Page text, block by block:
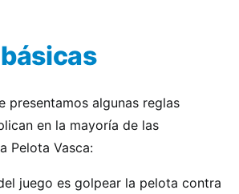
presentamos algunas reglas
en la mayoría de las
Pelota Vasca:
juego es golpear la pelota contra